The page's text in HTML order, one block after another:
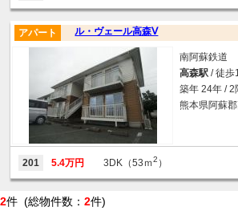
ル・ヴェール高森Ⅴ
アパート
南阿蘇鉄道
高森駅 / 徒歩
築年 24年 / 2
熊本県阿蘇
201 5.4万円 3DK（53ｍ2 ）
2件 (総物件数： 2件)